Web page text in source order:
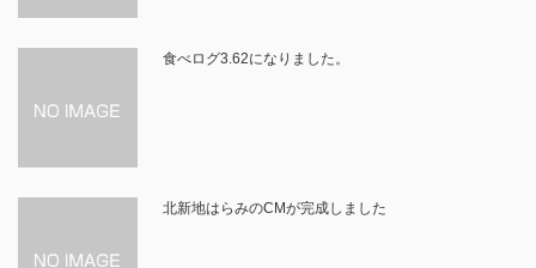
食べログ3.62になりました。
北新地はらみのCMが完成しました